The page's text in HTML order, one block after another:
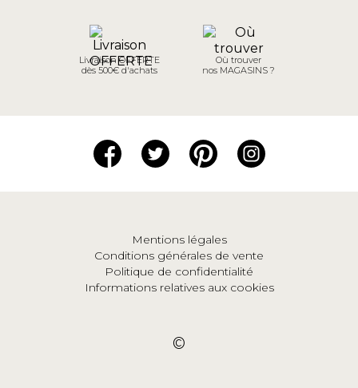
Livraison OFFERTE
dès 500€ d'achats
Où trouver
nos MAGASINS ?
Mentions légales
Conditions générales de vente
Politique de confidentialité
Informations relatives aux cookies
©